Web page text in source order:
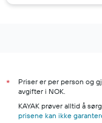
*
Priser er per person og
avgifter i NOK.
KAYAK prøver alltid å
prisene kan ikke